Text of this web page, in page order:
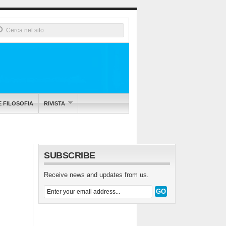
FILOSOFIA RIVISTA
SUBSCRIBE
Receive news and updates from us.